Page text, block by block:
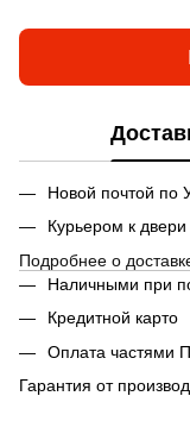
Новой почтой по
Курьером к
Подробнее о
Наличными при
Кредитной карто
Оплата частями
Гарантия от